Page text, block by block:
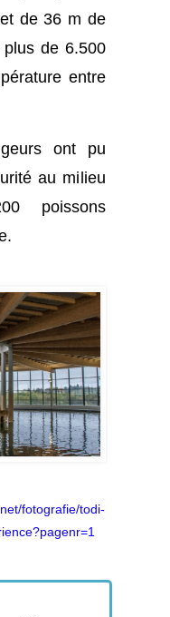
de 36 m de
plus de 6.500
entre
ont pu
au milieu
poissons
fotografie/todi-